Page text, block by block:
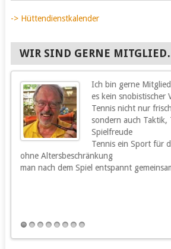
-> Hüttendienstkalender
WIR SIND GERNE
Ich bin gerne
es kein snobistischer
Tennis nicht nur
sondern auch Taktik,
Spielfreude
Tennis ein Sport für
ohne Altersbeschränkung
man nach dem Spiel entspannt